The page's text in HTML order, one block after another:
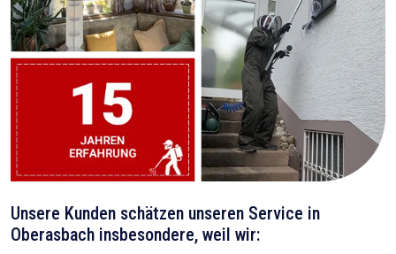
Unsere Kunden schätzen unseren Service in
Oberasbach insbesondere, weil wir: